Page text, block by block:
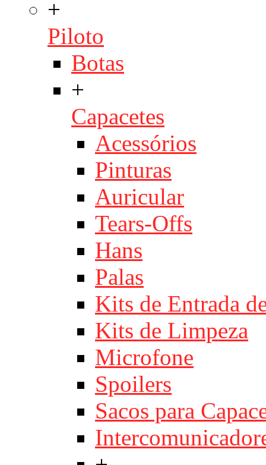
+
Piloto
Botas
+
Capacetes
Acessórios
Pinturas
Auricular
Tears-Offs
Hans
Palas
Kits de Entrada
Kits de Limpeza
Microfone
Spoilers
Sacos para